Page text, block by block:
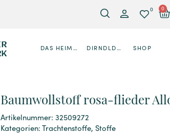
0 0
DAS HEIMATWERK DIRNDLDESIGNER SHOP
Baumwollstoff rosa-flieder
Artikelnummer: 32509272
Kategorien:Trachtenstoffe,Stoffe